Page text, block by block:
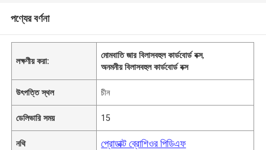
পণ্যের বর্ণনা
লক্ষণীয় করা:
মোমবাতি জার বিলাসবহুল কার্ডবোর্ড বক্স,
অনমনীয় বিলাসবহুল কার্ডবোর্ড বক্স
উৎপত্তি স্থল চীন
ডেলিভারি সময় 15
নথি প্রোডাক্ট ব্রোশিওর পিডিএফ